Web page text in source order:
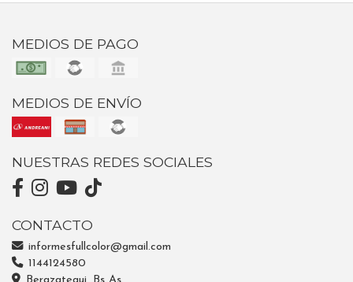
MEDIOS DE PAGO
MEDIOS DE ENVÍO
NUESTRAS REDES SOCIALES
CONTACTO
informesfullcolor@gmail.com
1144124580